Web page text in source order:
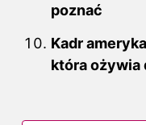
poznać
Kadr
która ożywia